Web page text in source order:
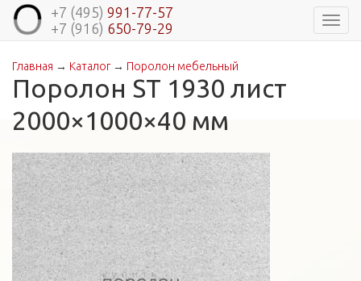
+7 (495) 991-77-57
+7 (916) 650-79-29
Вы здесь
Главная → Каталог→ Поролон мебельный
Поролон ST 1930 лист
2000×1000×40 мм